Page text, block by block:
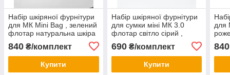
Набір шкіряної фурнітури
для МК Mini Bag , зелений
флотар натуральна шкіра
840 ₴/комплект
Купити
Набір шкіряної фурнітури
для сумки міні МК 3.0
флотар світло сірий ,
690₴/комплект
Купити
для
840